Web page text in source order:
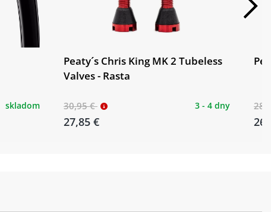
skladom
Peaty´s Chris King MK 2 Tubeless
Valves - Rasta
30,95 €
27,85 €
3 - 4 dny